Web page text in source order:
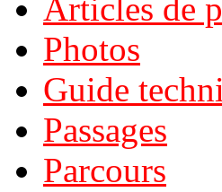
Articles de
Photos
Guide
Passages
Parcours